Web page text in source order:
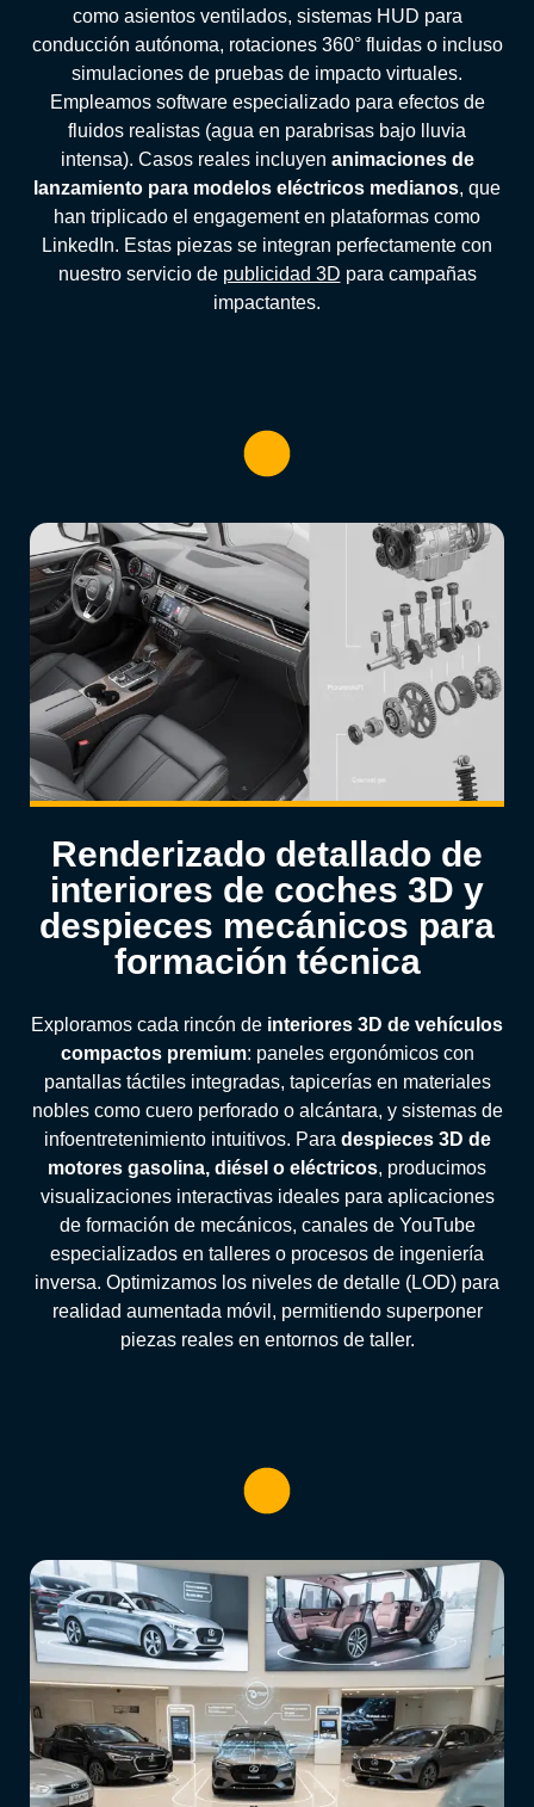
como asientos ventilados, sistemas HUD para
conducción autónoma, rotaciones 360° fluidas o incluso
simulaciones de pruebas de impacto virtuales.
Empleamos software especializado para efectos de
fluidos realistas (agua en parabrisas bajo lluvia
intensa). Casos reales incluyen animaciones de
lanzamiento para modelos eléctricos medianos, que
han triplicado el engagement en plataformas como
LinkedIn. Estas piezas se integran perfectamente con
nuestro servicio de publicidad 3D para campañas
impactantes.
Renderizado detallado de
interiores de coches 3D y
despieces mecánicos para
formación técnica
Exploramos cada rincón de interiores 3D de vehículos
compactos premium: paneles ergonómicos con
pantallas táctiles integradas, tapicerías en materiales
nobles como cuero perforado o alcántara, y sistemas de
infoentretenimiento intuitivos. Para despieces 3D de
motores gasolina, diésel o eléctricos, producimos
visualizaciones interactivas ideales para aplicaciones
de formación de mecánicos, canales de YouTube
especializados en talleres o procesos de ingeniería
inversa. Optimizamos los niveles de detalle (LOD) para
realidad aumentada móvil, permitiendo superponer
piezas reales en entornos de taller.